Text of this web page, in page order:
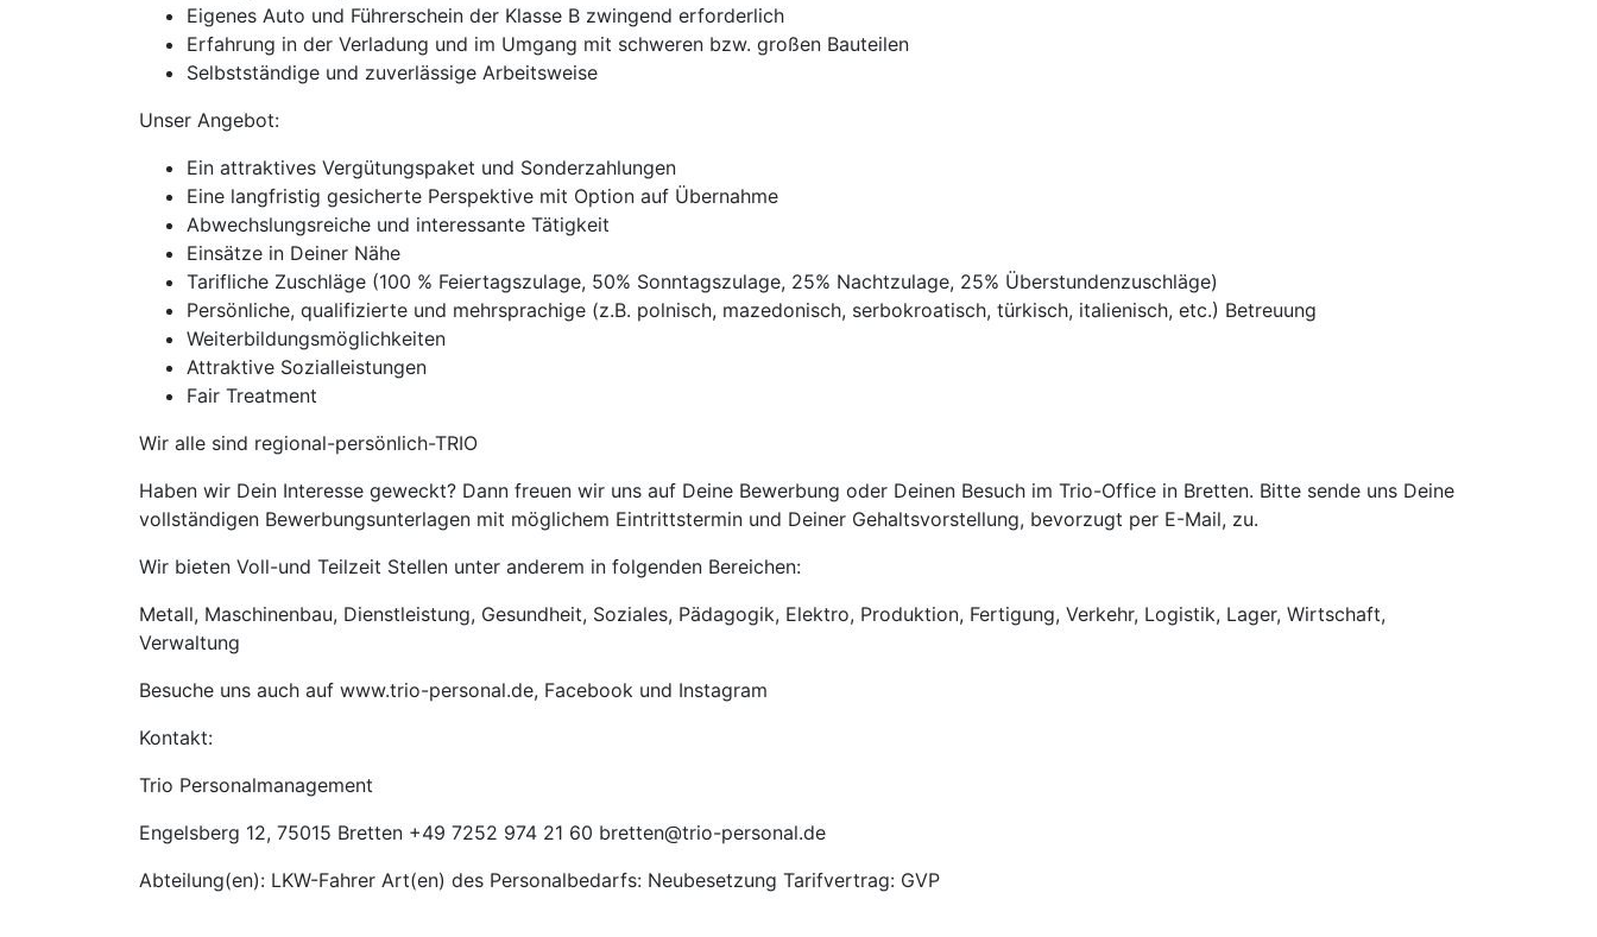
Eigenes Auto und Führerschein der Klasse B zwingend erforderlich
Erfahrung in der Verladung und im Umgang mit schweren bzw. großen Bauteilen
Selbstständige und zuverlässige Arbeitsweise
Unser Angebot:
Ein attraktives Vergütungspaket und Sonderzahlungen
Eine langfristig gesicherte Perspektive mit Option auf Übernahme
Abwechslungsreiche und interessante Tätigkeit
Einsätze in Deiner Nähe
Tarifliche Zuschläge (100 % Feiertagszulage, 50% Sonntagszulage, 25% Nachtzulage, 25% Überstundenzuschläge)
Persönliche, qualifizierte und mehrsprachige (z.B. polnisch, mazedonisch, serbokroatisch, türkisch, italienisch, etc.) Betreuung
Weiterbildungsmöglichkeiten
Attraktive Sozialleistungen
Fair Treatment
Wir alle sind regional-persönlich-TRIO
Haben wir Dein Interesse geweckt? Dann freuen wir uns auf Deine Bewerbung oder Deinen Besuch im Trio-Office in Bretten. Bitte sende uns Deine
vollständigen Bewerbungsunterlagen mit möglichem Eintrittstermin und Deiner Gehaltsvorstellung, bevorzugt per E-Mail, zu.
Wir bieten Voll-und Teilzeit Stellen unter anderem in folgenden Bereichen:
Metall, Maschinenbau, Dienstleistung, Gesundheit, Soziales, Pädagogik, Elektro, Produktion, Fertigung, Verkehr, Logistik, Lager, Wirtschaft,
Verwaltung
Besuche uns auch auf www.trio-personal.de, Facebook und Instagram
Kontakt:
Trio Personalmanagement
Engelsberg 12, 75015 Bretten +49 7252 974 21 60 bretten@trio-personal.de
Abteilung(en): LKW-Fahrer Art(en) des Personalbedarfs: Neubesetzung Tarifvertrag: GVP